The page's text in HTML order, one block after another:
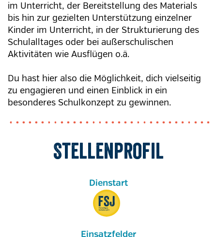
im Unterricht, der Bereitstellung des Materials
bis hin zur gezielten Unterstützung einzelner
Kinder im Unterricht, in der Strukturierung des
Schulalltages oder bei außerschulischen
Aktivitäten wie Ausflügen o.ä.
Du hast hier also die Möglichkeit, dich vielseitig
zu engagieren und einen Einblick in ein
besonderes Schulkonzept zu gewinnen.
Stellenprofil